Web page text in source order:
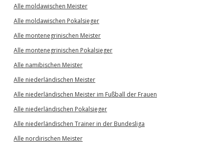
Alle moldawischen Meister
Alle moldawischen Pokalsieger
Alle montenegrinischen Meister
Alle montenegrinischen Pokalsieger
Alle namibischen Meister
Alle niederländischen Meister
Alle niederländischen Meister im Fußball der Frauen
Alle niederländischen Pokalsieger
Alle niederländischen Trainer in der Bundesliga
Alle nordirischen Meister